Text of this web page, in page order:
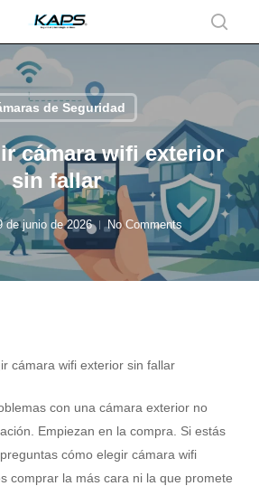
de Seguridad
cámara wifi exterior
sin fallar
de junio de 2026 No Comments
cámara wifi exterior sin fallar
con una cámara exterior no
Empiezan en la compra. Si estás
cómo elegir cámara wifi
comprar la más cara ni la que promete